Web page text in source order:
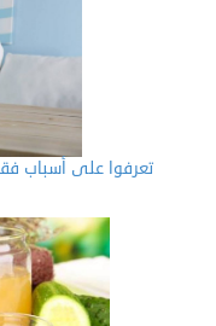
تعرفوا على أسباب